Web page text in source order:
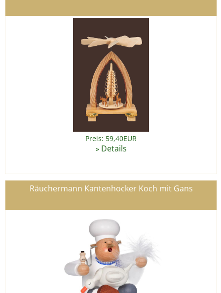
Preis: 59,40EUR
» Details
Räuchermann Kantenhocker Koch mit Gans